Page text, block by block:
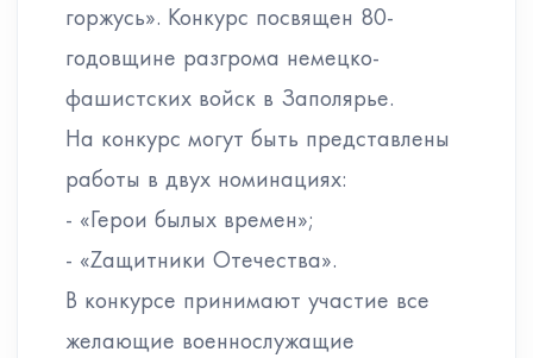
горжусь». Конкурс посвящен 80-
годовщине разгрома немецко-
фашистских войск в Заполярье.
На конкурс могут быть представлены
работы в двух номинациях:
- «Герои былых времен»;
- «Zащитники Отечества».
В конкурсе принимают участие все
желающие военнослужащие